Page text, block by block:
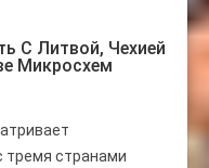
С Литвой, Чехией
Микросхем
тремя странами